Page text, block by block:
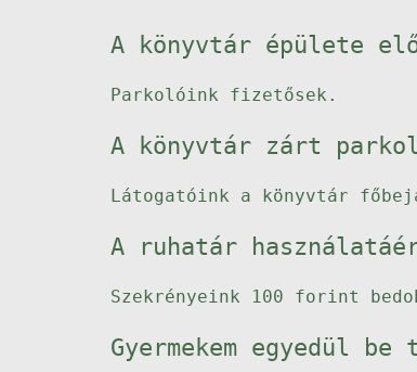
A könyvtár épülete
Parkolóink fizetősek.
A könyvtár zárt
Látogatóink a könyvtár
A ruhatár
Szekrényeink 100 forint
Gyermekem egyedül